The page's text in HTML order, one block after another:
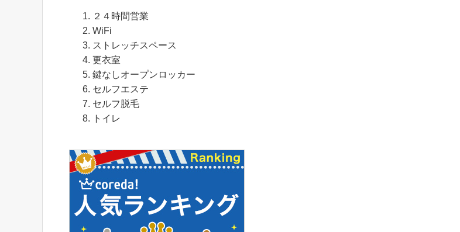
２４時間営業
WiFi
ストレッチスペース
更衣室
鍵なしオープンロッカー
セルフエステ
セルフ脱毛
トイレ